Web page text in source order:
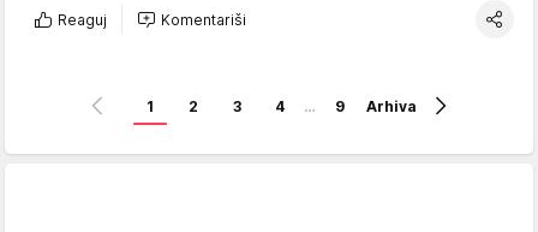
Reaguj Komentariši
1 2 3 4 … 9 Arhiva